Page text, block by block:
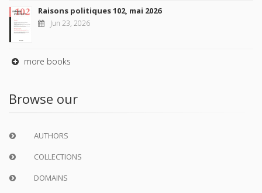
Raisons politiques 102, mai 2026
Jun 23, 2026
more books
Browse our
AUTHORS
COLLECTIONS
DOMAINS